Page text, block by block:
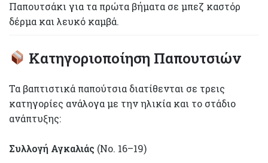
Παπουτσάκι για τα πρώτα βήματα σε μπεζ καστόρ
δέρμα και λευκό καμβά.
Κατηγοριοποίηση Παπουτσιών
Τα βαπτιστικά παπούτσια διατίθενται σε τρεις
κατηγορίες ανάλογα με την ηλικία και το στάδιο
ανάπτυξης:
Συλλογή Αγκαλιάς (Νο. 16–19)